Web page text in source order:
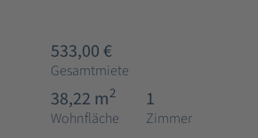
533,00 €
Gesamtmiete
38,22 m2
Wohnfläche
1
Zimmer